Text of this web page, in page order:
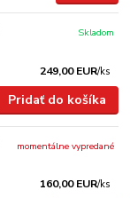
249,00 EUR/ks
Skladom
Pridať do košíka
160,00 EUR/ks
momentálne vypredané